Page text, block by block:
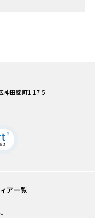
神田錦町1-17-5
ア一覧